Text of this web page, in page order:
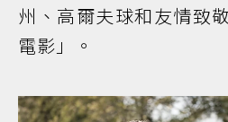
州、高爾夫球和友情致
電影」。